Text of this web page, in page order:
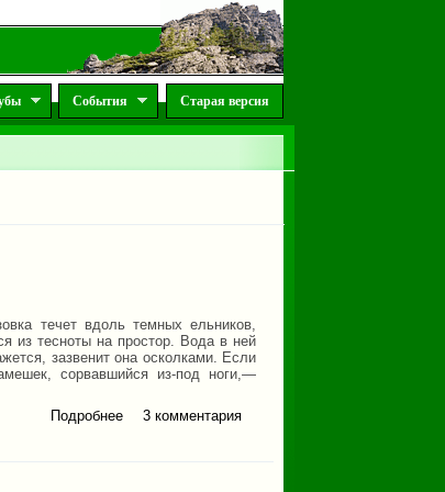
События Старая версия
течет вдоль темных ельников,
из тесноты на простор. Вода в ней
зазвенит она осколками. Если
сорвавшийся из-под ноги,—
Подробнее о Дедушкины сказки
3 комментария